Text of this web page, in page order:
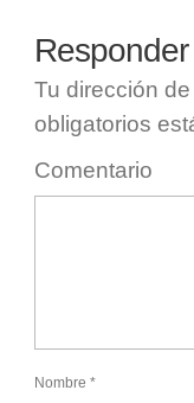
Responder
Tu dirección
obligatorios
Comentario
Nombre *